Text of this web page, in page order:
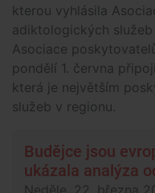
kterou vyhlásila
adiktologických
Asociace
pondělí 1. června
která je největším
služeb v regionu.
Budějce jsou
ukázala analýza
Neděle, 22. března